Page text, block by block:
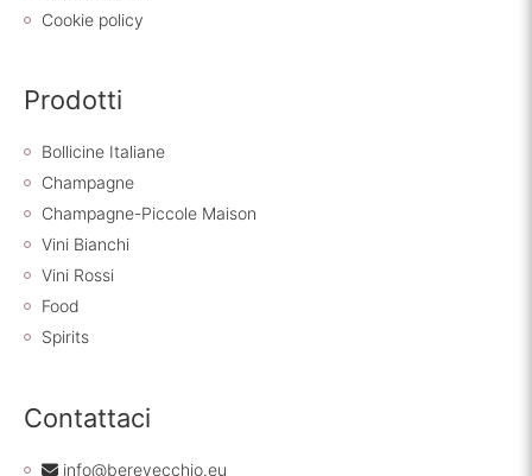
Cookie policy
Prodotti
Bollicine Italiane
Champagne
Champagne-Piccole Maison
Vini Bianchi
Vini Rossi
Food
Spirits
Contattaci
info@berevecchio.eu